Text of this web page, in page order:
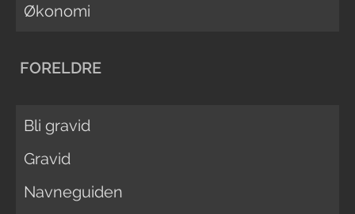
Økonomi
FORELDRE
Bli gravid
Gravid
Navneguiden